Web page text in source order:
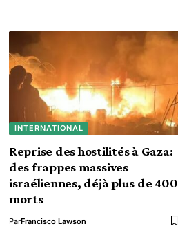
INTERNATIONAL
Reprise des hostilités à Gaza:
des frappes massives
israéliennes, déjà plus de 400
morts
ParFrancisco Lawson